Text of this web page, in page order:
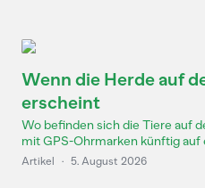
Wenn die Herde auf
erscheint
Wo befinden sich die Tiere auf
mit GPS-Ohrmarken künftig auf
Artikel · 5. August 2026